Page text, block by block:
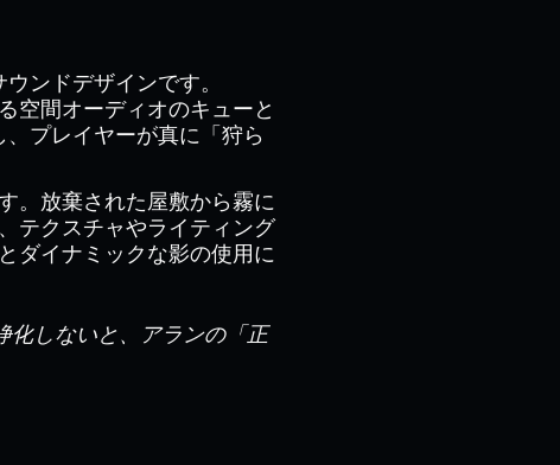
ンドデザインです。
空間オーディオのキューと
プレイヤーが真に「狩ら
。放棄された屋敷から霧に
テクスチャやライティング
ダイナミックな影の使用に
化しないと、アランの「正